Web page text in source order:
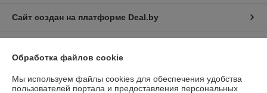
Сайт создан на платформе Deal.by
Обработка файлов cookie
Мы используем файлы cookies для обеспечения удобства
пользователей портала и предоставления персональных